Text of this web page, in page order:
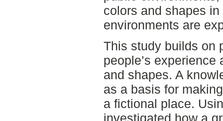
colors and shapes
environments are
This study builds on
people’s
and shapes. A
as a basis for
a fictional place.
investigated how a